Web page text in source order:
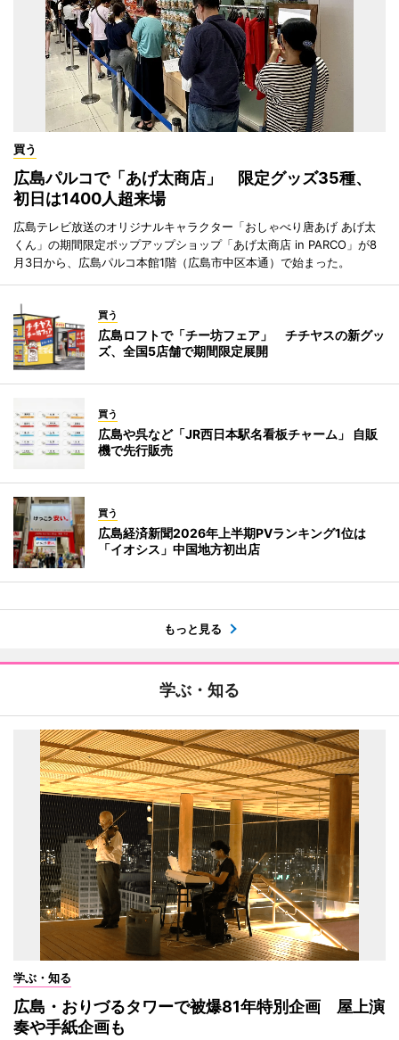
買う
広島パルコで「あげ太商店」 限定グッズ35種、
初日は1400人超来場
広島テレビ放送のオリジナルキャラクター「おしゃべり唐あげ あげ太
くん」の期間限定ポップアップショップ「あげ太商店 in PARCO」が8
月3日から、広島パルコ本館1階（広島市中区本通）で始まった。
買う
広島ロフトで「チー坊フェア」 チチヤスの新グッ
ズ、全国5店舗で期間限定展開
買う
広島や呉など「JR西日本駅名看板チャーム」 自販
機で先行販売
買う
広島経済新聞2026年上半期PVランキング1位は
「イオシス」中国地方初出店
もっと見る
学ぶ・知る
学ぶ・知る
広島・おりづるタワーで被爆81年特別企画 屋上演
奏や手紙企画も